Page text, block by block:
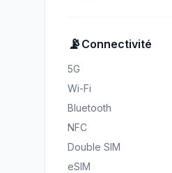
📡 Connectivité
5G
Wi-Fi
Bluetooth
NFC
Double SIM
eSIM